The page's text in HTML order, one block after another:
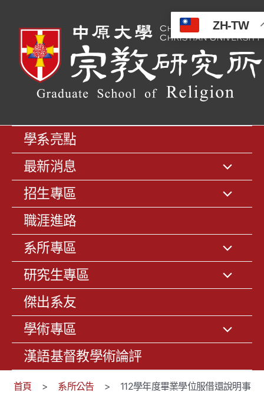
學系亮點
最新消息
招生專區
職涯進路
系所專區
研究生專區
傑出系友
學術專區
漢語基督教學術論評
首頁 > 系所公告 > 112學年度畢業學位服借還說明事
ZH-TW